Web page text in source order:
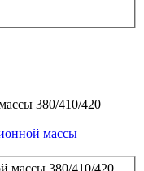
массы